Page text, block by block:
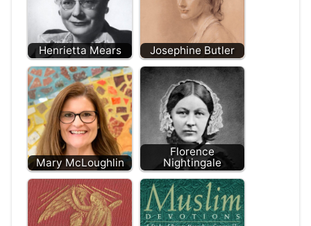
Henrietta Mears Josephine Butler
Mary McLoughlin
Florence
Nightingale